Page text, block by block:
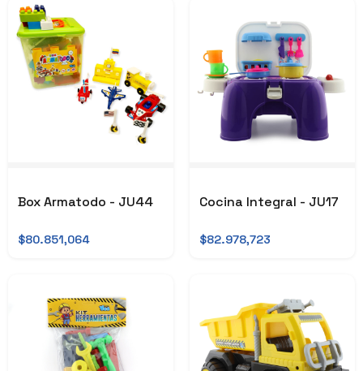
Box Armatodo - JU44
$80.851,064
Cocina Integral - JU17
$82.978,723